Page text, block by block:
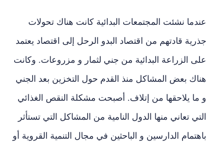
نشئت المجتمعات البدائية كانت هناك تحولات
قادتهم من اقتصاد البدو الرحل إلى اقتصاد يعتمد
الزراعة البدائية من جني لثمار و مزروعات. وكانت
بعض المشاكل منذ القدم حول التخزين بعد الجني
يلاحقها من إتلاف. أصبحت مشكلة النقص الغذائي
تعاني منها الدول النامية من المشاكل التي تستأثر
الدارسين و الباحثين في مجال التنمية القروية أو